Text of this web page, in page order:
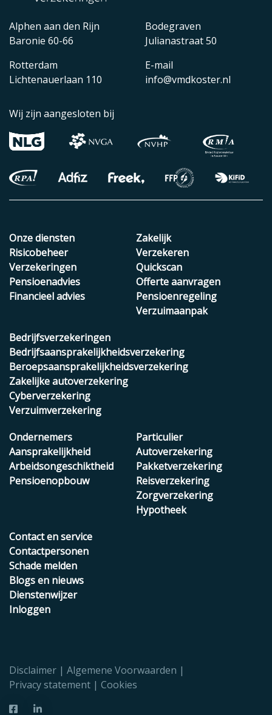
Alphen aan den Rijn
Baronie 60-66
Rotterdam
Lichtenauerlaan 110
Bodegraven
Julianastraat 50
E-mail
info@vmdkoster.nl
Wij zijn aangesloten bij
Onze diensten
Risicobeheer
Verzekeringen
Pensioenadvies
Financieel advies
Zakelijk
Verzekeren
Quickscan
Offerte aanvragen
Pensioenregeling
Verzuimaanpak
Bedrijfsverzekeringen
Bedrijfsaansprakelijkheidsverzekering
Beroepsaansprakelijkheidsverzekering
Zakelijke autoverzekering
Cyberverzekering
Verzuimverzekering
Ondernemers
Aansprakelijkheid
Arbeidsongeschiktheid
Pensioenopbouw
Particulier
Autoverzekering
Pakketverzekering
Reisverzekering
Zorgverzekering
Hypotheek
Contact en service
Contactpersonen
Schade melden
Blogs en nieuws
Dienstenwijzer
Inloggen
Disclaimer
Algemene Voorwaarden
Privacy statement
Cookies